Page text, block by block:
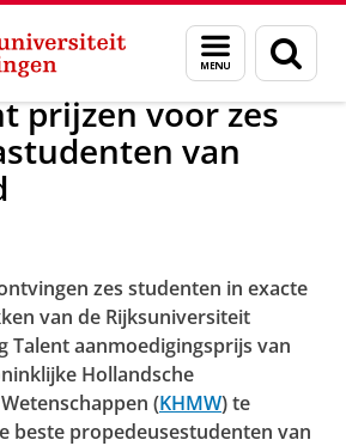
Menu
en
zoeken
Science and Engineering Nieuws
prijzen voor zes
van
zes studenten in exacte
van de Rijksuniversiteit
Talent aanmoedigingsprijs van
Hollandsche
(KHMW) te
beste propedeusestudenten van